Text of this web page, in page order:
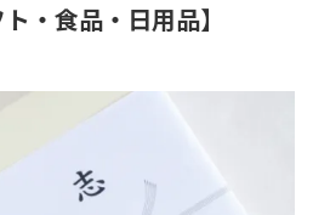
・食品・日用品】